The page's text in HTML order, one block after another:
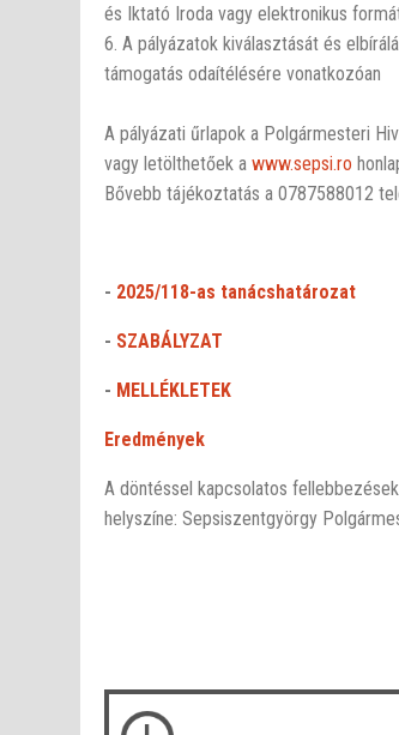
és Iktató Iroda vagy elektronikus
6. A pályázatok kiválasztását és
támogatás odaítélésére vonatkozóan
A pályázati űrlapok a Polgármesteri
vagy letölthetőek awww.sepsi.ro
Bővebb tájékoztatás a 0787588012
- 2025/118-as tanácshatározat
- SZABÁLYZAT
- MELLÉKLETEK
Eredmények
A döntéssel kapcsolatos
helyszíne: Sepsiszentgyörgy